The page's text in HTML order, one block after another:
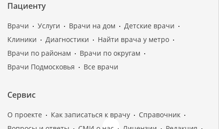
Пациенту
Врачи Услуги Врачи на дом
Детские врачи
Клиники
Диагностики
Найти врача у метро
Врачи по районам
Врачи по округам
Врачи Подмосковья
Все врачи
Сервис
О проекте Как записаться к врачу
Справочник